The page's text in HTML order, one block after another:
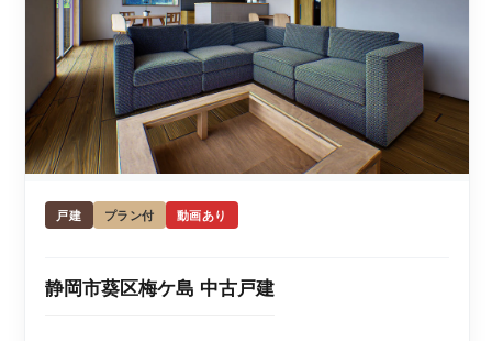
戸建 プラン付 動画あり
静岡市葵区梅ケ島 中古戸建